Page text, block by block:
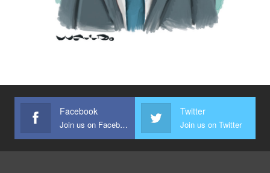
Facebook
Join us on Facebook
Twitter
Join us on Twitter